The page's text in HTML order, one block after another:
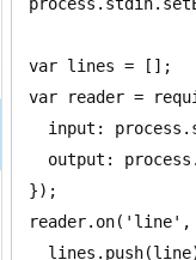
var lines = [];
var reader =
});